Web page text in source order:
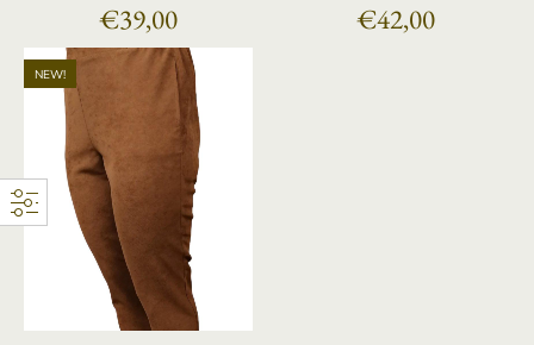
€39,00 €42,00
Παντελόνι με λάστιχο πισω και τσέπες στο πλαι
NEW!